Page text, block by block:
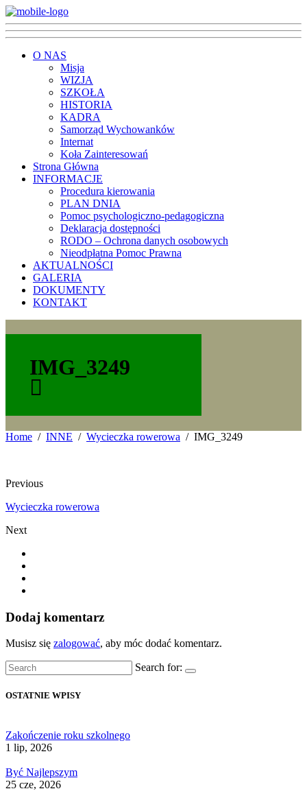
O NAS
Misja
WIZJA
SZKOŁA
HISTORIA
KADRA
Samorząd Wychowanków
Internat
Koła Zainteresowań
Strona Główna
INFORMACJE
Procedura kierowania
PLAN DNIA
Pomoc psychologiczno-pedagogiczna
Deklaracja dostępności
RODO – Ochrona danych osobowych
Nieodpłatna Pomoc Prawna
AKTUALNOŚCI
GALERIA
DOKUMENTY
KONTAKT
IMG_3249
Home INNE Wycieczka rowerowa IMG_3249
Previous
Wycieczka rowerowa
Next
Dodaj komentarz
Musisz się zalogować, aby móc dodać komentarz.
Search for:
OSTATNIE WPISY
Zakończenie roku szkolnego
1 lip, 2026
Być Najlepszym
25 cze, 2026